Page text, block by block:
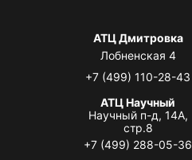
АТЦ Дмитровка
Лобненская 4
+7 (499) 110-28-43
АТЦ Научный
Научный п-д, 14А,
стр.8
+7 (499) 288-05-36